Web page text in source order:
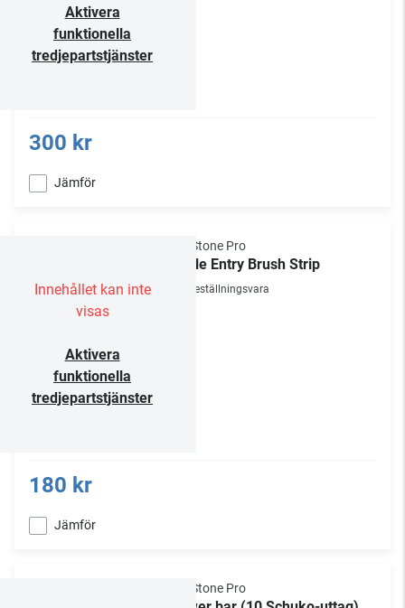
Aktivera
funktionella
tredjepartstjänster
300 kr
Jämför
Innehållet kan inte
visas
Aktivera
funktionella
tredjepartstjänster
NorStone Pro
Cable Entry Brush Strip
Beställningsvara
180 kr
Jämför
NorStone Pro